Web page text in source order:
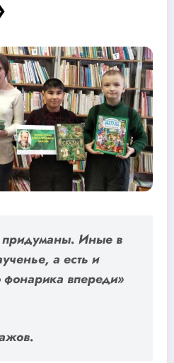
Иные в
а есть и
фонарика впереди»